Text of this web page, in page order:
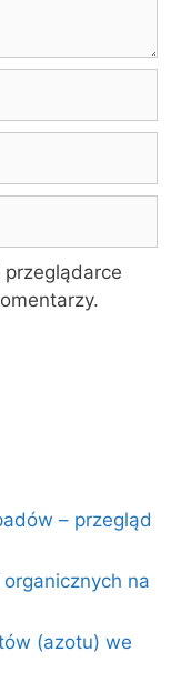
– przegląd
na
(azotu) we